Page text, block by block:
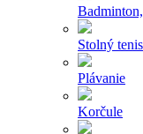
Stolný tenis
Plávanie
Korčule